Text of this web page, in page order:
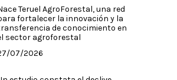
Teruel AgroForestal, una red
fortalecer la innovación y la
de conocimiento en
sector agroforestal
07/2026